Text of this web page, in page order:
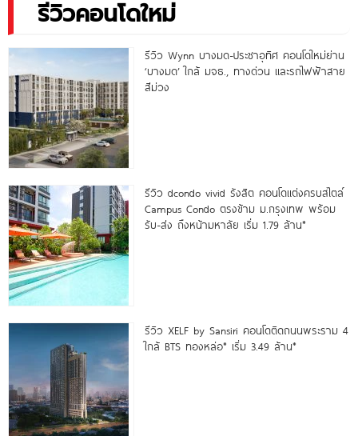
รีวิวคอนโดใหม่
รีวิว Wynn บางมด-ประชาอุทิศ คอนโดใหม่ย่าน
‘บางมด’ ใกล้ มจธ., ทางด่วน และรถไฟฟ้าสาย
สีม่วง
รีวิว dcondo vivid รังสิต คอนโดแต่งครบสไตล์
Campus Condo ตรงข้าม ม.กรุงเทพ พร้อม
รับ-ส่ง ถึงหน้ามหาลัย เริ่ม 1.79 ล้าน*
รีวิว XELF by Sansiri คอนโดติดถนนพระราม 4
ใกล้ BTS ทองหล่อ* เริ่ม 3.49 ล้าน*